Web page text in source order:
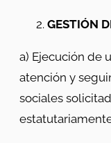
GESTIÓN
a) Ejecución de
atención y
sociales